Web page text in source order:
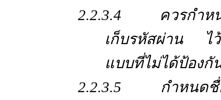
2.2.3.4 ควรกำหน
เก็บรหัสผ่าน ไว้
แบบที่ไม่ได้ป้องกั
2.2.3.5 กำหนดชื่อ